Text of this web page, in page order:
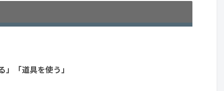
」「道具を使う」